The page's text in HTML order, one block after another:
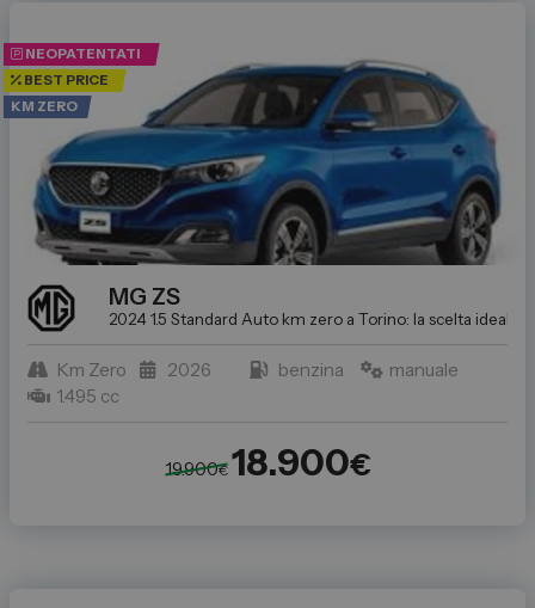
NEOPATENTATI
BEST PRICE
KM ZERO
MG ZS
2024 1.5 Standard Auto km zero a Torino: la scelta ideale
Km Zero 2026 benzina
manuale
1.495 cc
19.900€ 18.900€